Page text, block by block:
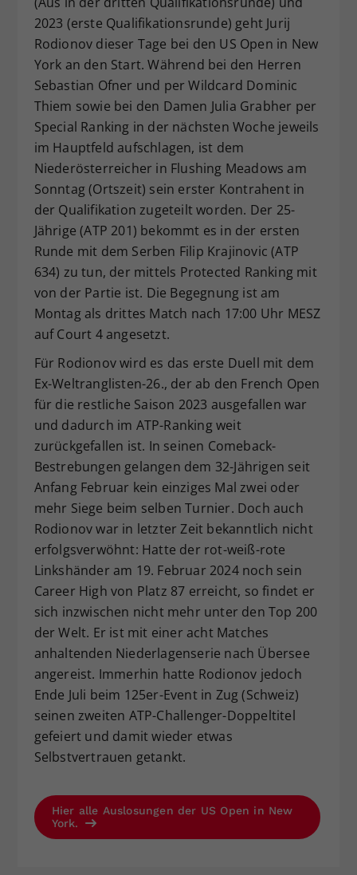
2023 (erste Qualifikationsrunde) geht Jurij
Rodionov dieser Tage bei den US Open in New
York an den Start. Während bei den Herren
Sebastian Ofner und per Wildcard Dominic
Thiem sowie bei den Damen Julia Grabher per
Special Ranking in der nächsten Woche jeweils
im Hauptfeld aufschlagen, ist dem
Niederösterreicher in Flushing Meadows am
Sonntag (Ortszeit) sein erster Kontrahent in
der Qualifikation zugeteilt worden. Der 25-
Jährige (ATP 201) bekommt es in der ersten
Runde mit dem Serben Filip Krajinovic (ATP
634) zu tun, der mittels Protected Ranking mit
von der Partie ist. Die Begegnung ist am
Montag als drittes Match nach 17:00 Uhr MESZ
auf Court 4 angesetzt.
Für Rodionov wird es das erste Duell mit dem
Ex-Weltranglisten-26., der ab den French Open
für die restliche Saison 2023 ausgefallen war
und dadurch im ATP-Ranking weit
zurückgefallen ist. In seinen Comeback-
Bestrebungen gelangen dem 32-Jährigen seit
Anfang Februar kein einziges Mal zwei oder
mehr Siege beim selben Turnier. Doch auch
Rodionov war in letzter Zeit bekanntlich nicht
erfolgsverwöhnt: Hatte der rot-weiß-rote
Linkshänder am 19. Februar 2024 noch sein
Career High von Platz 87 erreicht, so findet er
sich inzwischen nicht mehr unter den Top 200
der Welt. Er ist mit einer acht Matches
anhaltenden Niederlagenserie nach Übersee
angereist. Immerhin hatte Rodionov jedoch
Ende Juli beim 125er-Event in Zug (Schweiz)
seinen zweiten ATP-Challenger-Doppeltitel
gefeiert und damit wieder etwas
Selbstvertrauen getankt.
Hier alle Auslosungen der US Open in New
York.
Zweck
Dieser Wert speichert Ihre Consent-
Einstellungen. Unter anderem eine
zufällig generierte ID, für die
historische Speicherung Ihrer
vorgenommen Einstellungen, falls der
Webseiten-Betreiber dies eingestellt
hat.